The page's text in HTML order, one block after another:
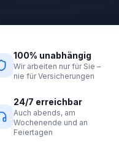
100% unabhängig
Wir arbeiten nur für Sie –
nie für Versicherungen
24/7 erreichbar
Auch abends, am
Wochenende und an
Feiertagen